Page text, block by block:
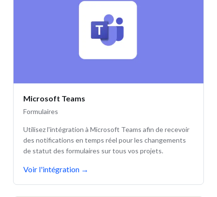
Microsoft Teams
Formulaires
Utilisez l'intégration à Microsoft Teams afin de recevoir
des notifications en temps réel pour les changements
de statut des formulaires sur tous vos projets.
Voir l'intégration →